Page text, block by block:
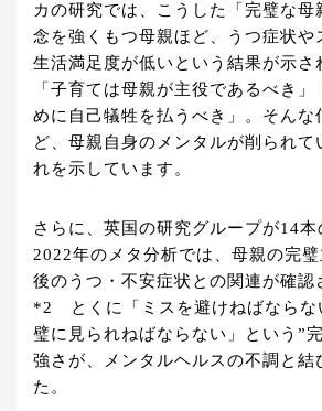
カの研究では、こうした「完璧な母
念を強くもつ母親ほど、うつ症状や
生活満足度が低いという結果が示
「子育ては母親が主役であるべき」
めに自己犠牲を払うべき」。そんな
ど、母親自身のメンタルが削られて
れを示しています。
さらに、英国の研究グループが14本
2022年のメタ分析では、母親の完
後のうつ・不安症状との関連が確認
*2 とくに「ミスを避けねばならな
璧に見られねばならない」という”
強さが、メンタルヘルスの不調と結
た。